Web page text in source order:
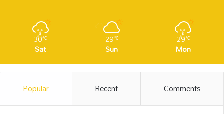
30℃
Sat
29℃
Sun
29℃
Mon
Popular Recent Comments